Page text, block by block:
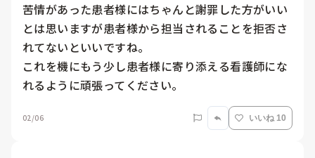
苦情があった患者様にはちゃんと謝罪した方がいい
とは思いますが患者様から担当されることを拒否さ
れてないといいですね。
これを機にもう少し患者様に寄り添える看護師にな
れるように頑張ってください。
02/06 いいね 10